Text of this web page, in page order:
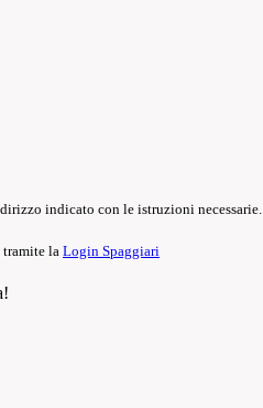
indicato con le istruzioni necessarie.
tramite la Login Spaggiari